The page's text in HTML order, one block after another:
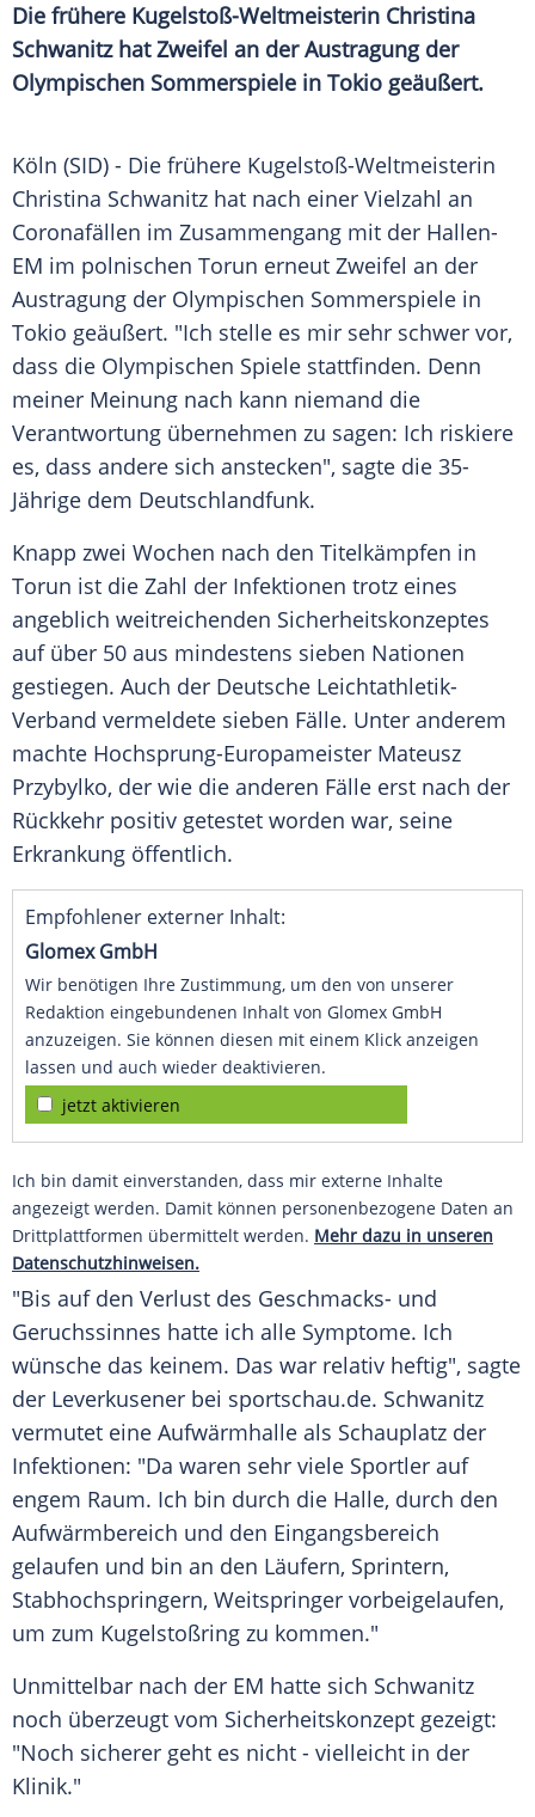
Die frühere Kugelstoß-Weltmeisterin Christina
Schwanitzhat Zweifel an derAustragungder
Olympischen Sommerspiele in Tokio geäußert.
Köln (SID) - Die frühere Kugelstoß-Weltmeisterin
Christina Schwanitz hat nach einer Vielzahl an
Coronafällen im Zusammengang mit der Hallen-
EM im polnischen Torun erneut Zweifel an der
Austragung der Olympischen Sommerspiele in
Tokio geäußert. "Ich stelle es mir sehr schwer vor,
dass die Olympischen Spiele stattfinden. Denn
meiner Meinung nach kann niemand die
Verantwortung übernehmen zu sagen: Ich riskiere
es, dass andere sich anstecken", sagte die 35-
Jährige dem Deutschlandfunk.
Knapp zwei Wochen nach den Titelkämpfen in
Torun ist die Zahl der Infektionen trotz eines
angeblich weitreichenden Sicherheitskonzeptes
auf über 50 aus mindestens sieben Nationen
gestiegen. Auch der Deutsche Leichtathletik-
Verband vermeldete sieben Fälle. Unter anderem
machte Hochsprung-Europameister Mateusz
Przybylko, der wie die anderen Fälle erst nach der
Rückkehr positiv getestet worden war, seine
Erkrankung öffentlich.
Empfohlener externer Inhalt:
Glomex GmbH
Wir benötigen Ihre Zustimmung, um den von unserer
Redaktion eingebundenen Inhalt von Glomex GmbH
anzuzeigen. Sie können diesen mit einem Klick anzeigen
lassen und auch wieder deaktivieren.
jetzt aktivieren
Ich bin damit einverstanden, dass mir externe Inhalte
angezeigt werden. Damit können personenbezogene Daten an
Drittplattformen übermittelt werden. Mehr dazu in unseren
Datenschutzhinweisen.
"Bis auf den Verlust des Geschmacks- und
Geruchssinnes hatte ich alle Symptome. Ich
wünsche das keinem. Das war relativ heftig", sagte
der Leverkusener bei sportschau.de. Schwanitz
vermutet eine Aufwärmhalle als Schauplatz der
Infektionen: "Da waren sehr viele Sportler auf
engem Raum. Ich bin durch die Halle, durch den
Aufwärmbereich und den Eingangsbereich
gelaufen und bin an den Läufern, Sprintern,
Stabhochspringern, Weitspringer vorbeigelaufen,
um zum Kugelstoßring zu kommen."
Unmittelbar nach der EM hatte sich Schwanitz
noch überzeugt vom Sicherheitskonzept gezeigt:
"Noch sicherer geht es nicht - vielleicht in der
Klinik."